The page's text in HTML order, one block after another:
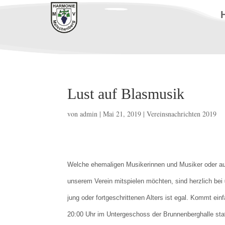
Lust auf Blasmusik
vonadmin |Mai 21, 2019 |Vereinsnachrichten 2019
Welche ehemaligen Musikerinnen und Musiker oder
unserem Verein mitspielen möchten, sind herzlich
jung oder fortgeschrittenen Alters ist egal. Kommt
20:00 Uhr im Untergeschoss der Brunnenberghalle